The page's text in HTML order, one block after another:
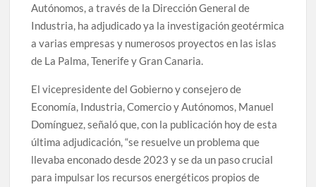
Autónomos, a través de la Dirección General de
Industria, ha adjudicado ya la investigación geotérmica
a varias empresas y numerosos proyectos en las islas
de La Palma, Tenerife y Gran Canaria.
El vicepresidente del Gobierno y consejero de
Economía, Industria, Comercio y Autónomos, Manuel
Domínguez, señaló que, con la publicación hoy de esta
última adjudicación, “se resuelve un problema que
llevaba enconado desde 2023 y se da un paso crucial
para impulsar los recursos energéticos propios de